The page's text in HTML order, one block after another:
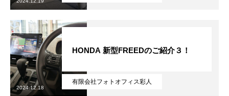
有限会社フォトオフィス彩人
HONDA 新型FREEDのご紹介３！
2024.12.18